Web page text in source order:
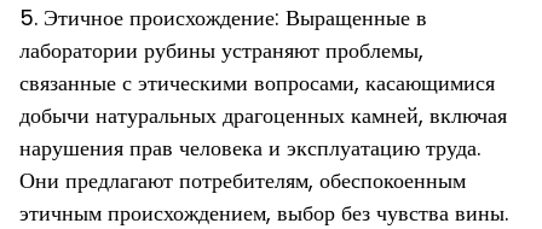
5. Этичное происхождение: Выращенные в
лаборатории рубины устраняют проблемы,
связанные с этическими вопросами, касающимися
добычи натуральных драгоценных камней, включая
нарушения прав человека и эксплуатацию труда.
Они предлагают потребителям, обеспокоенным
этичным происхождением, выбор без чувства вины.